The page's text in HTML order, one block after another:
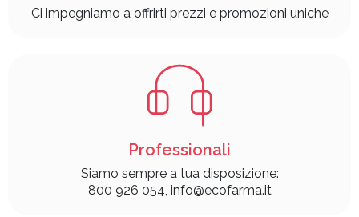
Ci impegniamo a offrirti prezzi e promozioni uniche
Professionali
Siamo sempre a tua disposizione:
800 926 054, info@ecofarma.it